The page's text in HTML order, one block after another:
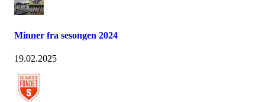
Minner fra sesongen 2024
19.02.2025